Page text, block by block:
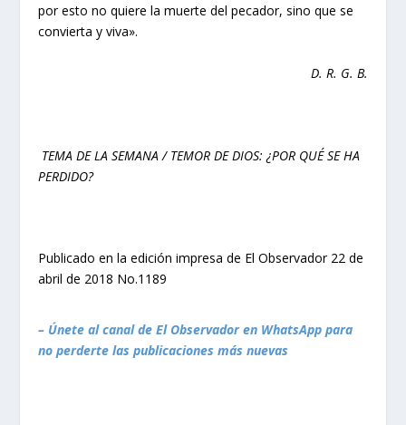
por esto no quiere la muerte del pecador, sino que se
convierta y viva».
D. R. G. B.
TEMA DE LA SEMANA / TEMOR DE DIOS: ¿POR QUÉ SE HA
PERDIDO?
Publicado en la edición impresa de El Observador 22 de
abril de 2018 No.1189
– Únete al canal de El Observador en WhatsApp para
no perderte las publicaciones más nuevas